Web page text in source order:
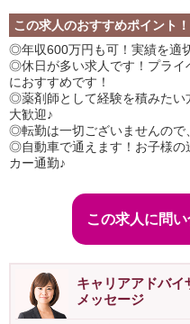
この求人のおすすめポイント！
◎年収600万円も可！実績を適
◎休日が多い求人です！プライ
におすすめです！
◎薬剤師として経験を積みたい
大歓迎♪
◎転勤は一切ございませんので
◎自動車で通えます！お子様の
カー通勤♪
この求人に問い
キャリアアドバイ
メッセージ